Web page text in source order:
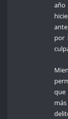
año
por
que